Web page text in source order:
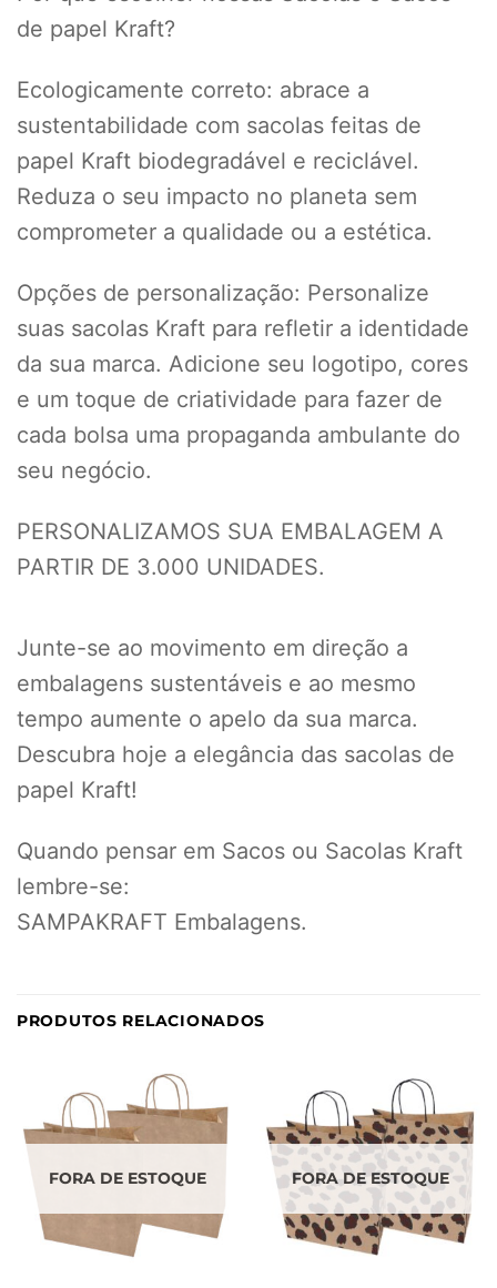
de papel Kraft?
Ecologicamente correto: abrace a
sustentabilidade com sacolas feitas de
papel Kraft biodegradável e reciclável.
Reduza o seu impacto no planeta sem
comprometer a qualidade ou a estética.
Opções de personalização: Personalize
suas sacolas Kraft para refletir a identidade
da sua marca. Adicione seu logotipo, cores
e um toque de criatividade para fazer de
cada bolsa uma propaganda ambulante do
seu negócio.
PERSONALIZAMOS SUA EMBALAGEM A
PARTIR DE 3.000 UNIDADES.
Junte-se ao movimento em direção a
embalagens sustentáveis e ao mesmo
tempo aumente o apelo da sua marca.
Descubra hoje a elegância das sacolas de
papel Kraft!
Quando pensar em Sacos ou Sacolas Kraft
lembre-se:
SAMPAKRAFT Embalagens.
PRODUTOS RELACIONADOS
FORA DE ESTOQUE FORA DE ESTOQUE